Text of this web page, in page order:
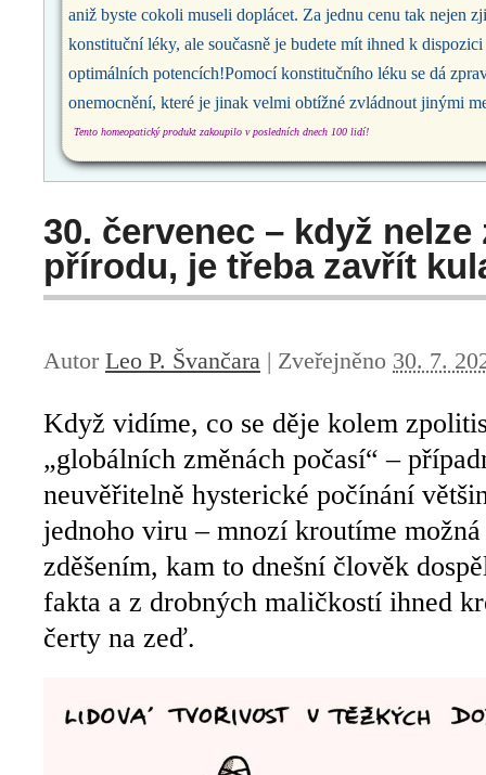
aniž byste cokoli museli doplácet. Za jednu cenu tak nejen
konstituční léky, ale současně je budete mít ihned k
optimálních potencích!Pomocí konstitučního léku se dá
onemocnění, které je jinak velmi obtížné zvládnout jinými
Tento homeopatický produkt zakoupilo v posledních dnech 100 lidí!
30. červenec – když
přírodu, je třeba zavřít
Autor Leo P. Švančara | Zveřejněno 30. 7.
Když vidíme, co se děje kolem
„globálních změnách počasí“ –
neuvěřitelně hysterické počínání
jednoho viru – mnozí kroutíme
zděšením, kam to dnešní člověk
fakta a z drobných maličkostí ihned
čerty na zeď.